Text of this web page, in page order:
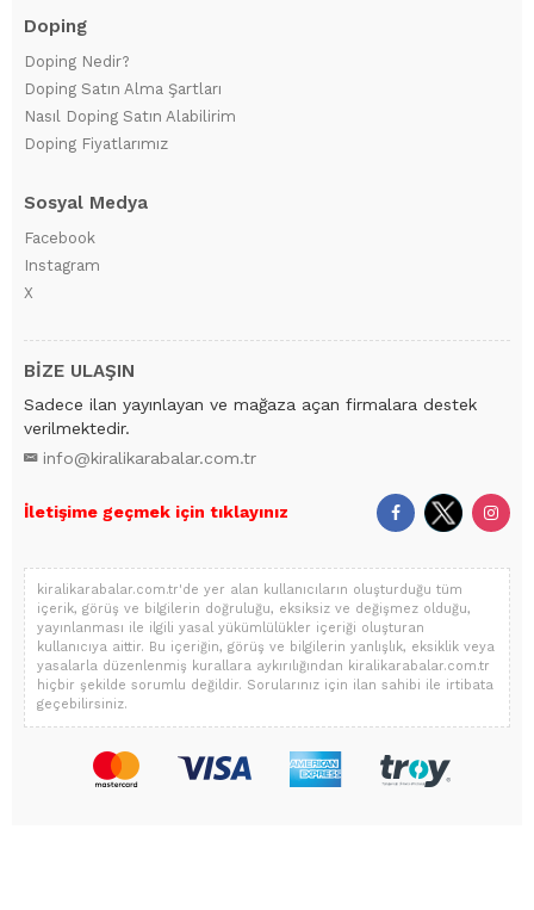
Doping
Doping Nedir?
Doping Satın Alma Şartları
Nasıl Doping Satın Alabilirim
Doping Fiyatlarımız
Sosyal Medya
Facebook
Instagram
X
BİZE ULAŞIN
Sadece ilan yayınlayan ve mağaza açan firmalara destek
verilmektedir.
info@kiralikarabalar.com.tr
İletişime geçmek için tıklayınız
kiralikarabalar.com.tr'de yer alan kullanıcıların oluşturduğu tüm
içerik, görüş ve bilgilerin doğruluğu, eksiksiz ve değişmez olduğu,
yayınlanması ile ilgili yasal yükümlülükler içeriği oluşturan
kullanıcıya aittir. Bu içeriğin, görüş ve bilgilerin yanlışlık, eksiklik veya
yasalarla düzenlenmiş kurallara aykırılığından kiralikarabalar.com.tr
hiçbir şekilde sorumlu değildir. Sorularınız için ilan sahibi ile irtibata
geçebilirsiniz.